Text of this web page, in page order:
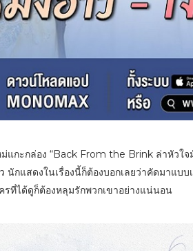
แกะกล่อง “Back From the Brink ล่าหัวใ
กแสดงในเรื่องนี้ก็ต้องบอกเลยว่าคัดมาแบ
รที่ได้ดูก็ต้องหลุมรักพวกเขาอย่างแน่นอน